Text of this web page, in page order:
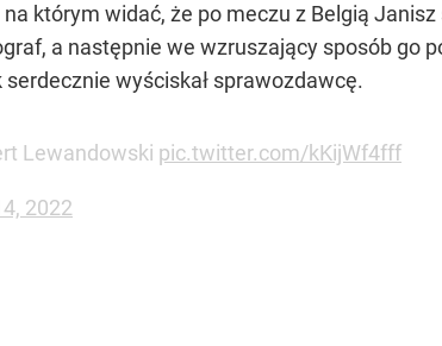
którym widać, że po meczu z Belgią
a następnie we wzruszający sposób go
wyściskał sprawozdawcę.
Lewandowski pic.twitter.com/kKijWf4fff
2022